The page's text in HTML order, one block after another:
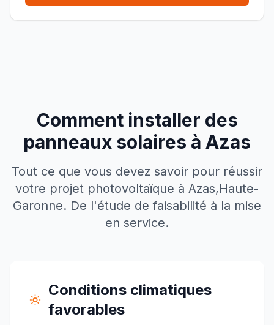
Comment installer des
panneaux solaires à Azas
Tout ce que vous devez savoir pour réussir
votre projet photovoltaïque à Azas,Haute-
Garonne. De l'étude de faisabilité à la mise
en service.
Conditions climatiques
favorables